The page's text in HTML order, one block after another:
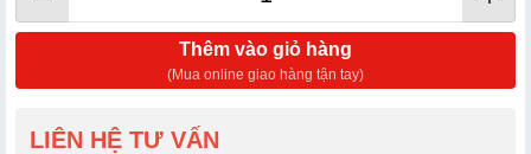
Thêm vào giỏ hàng
(Mua online giao hàng tận tay)
LIÊN HỆ TƯ VẤN